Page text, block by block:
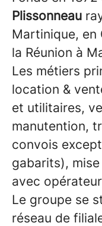
Plissonneau
Martinique, en
la Réunion à
Les métiers
location &
et utilitaires,
manutention,
convois
gabarits),
avec
Le groupe se
réseau de